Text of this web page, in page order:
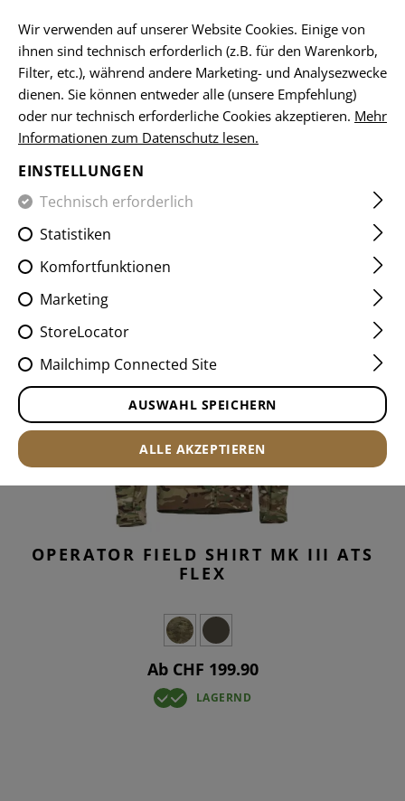
FIELD SHIRTS
FILTER
OPERATOR FIELD SHIRT MK III ATS
FLEX
Ab CHF 199.90
LAGERND
Wir verwenden auf unserer Website Cookies. Einige von
ihnen sind technisch erforderlich (z.B. für den Warenkorb,
Filter, etc.), während andere Marketing- und Analysezwecke
dienen. Sie können entweder alle (unsere Empfehlung)
oder nur technisch erforderliche Cookies akzeptieren. Mehr
Informationen zum Datenschutz lesen.
EINSTELLUNGEN
Technisch erforderlich
Statistiken
Komfortfunktionen
Marketing
StoreLocator
Mailchimp Connected Site
AUSWAHL SPEICHERN
ALLE AKZEPTIEREN